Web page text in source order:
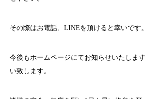
その際はお電話、 LINEを頂けると幸いです。
今後もホームページにてお知らせいたしま
い致します。